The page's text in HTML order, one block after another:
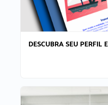
DESCUBRA SEU PERFIL